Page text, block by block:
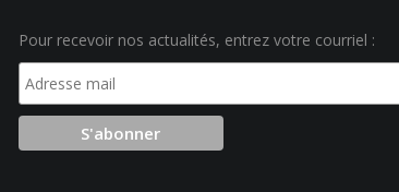
Pour recevoir nos actualités, entrez votre courriel :